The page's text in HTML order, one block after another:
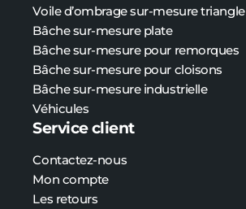
Voile d’ombrage sur-mesure triangle
Bâche sur-mesure plate
Bâchesur-mesurepour remorques
Bâchesur-mesurepour cloisons
Bâchesur-mesureindustrielle
Véhicules
Service client
Contactez-nous
Mon compte
Les retours